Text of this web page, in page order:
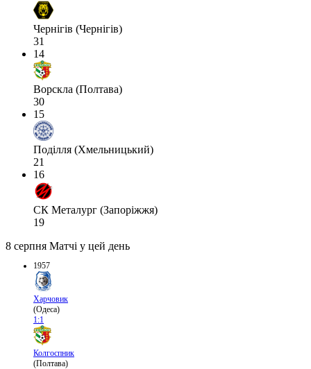
Чернігів (Чернігів)
31
14
Ворскла (Полтава)
30
15
Поділля (Хмельницький)
21
16
СК Металург (Запоріжжя)
19
8 серпня Матчі у цей день
1957
Харчовик
(Одеса)
1:1
Колгоспник
(Полтава)